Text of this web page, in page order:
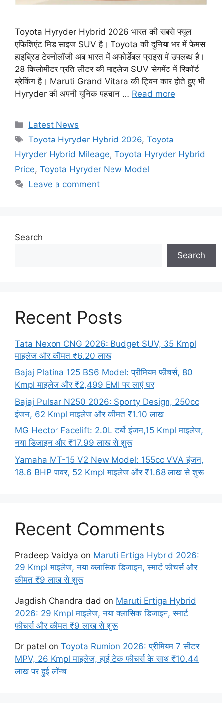
Toyota Hyryder Hybrid 2026 भारत की सबसे फ्यूल
एफिशिएंट मिड साइज SUV है। Toyota की दुनिया भर में फेमस
हाइब्रिड टेक्नोलॉजी अब भारत में अफोर्डेबल प्राइस में उपलब्ध है।
28 किलोमीटर प्रति लीटर की माइलेज SUV सेगमेंट में रिकॉर्ड
ब्रेकिंग है। Maruti Grand Vitara की ट्विन कार होते हुए भी
Hyryder की अपनी यूनिक पहचान … Read more
Categories
Latest News
Tags
Toyota Hyryder Hybrid 2026,Toyota
Hyryder Hybrid Mileage, Toyota Hyryder Hybrid
Price, Toyota Hyryder New Model
Leave a comment
Search
Search
Recent Posts
Tata Nexon CNG 2026: Budget SUV, 35 Kmpl
माइलेज और कीमत ₹6.20 लाख
Bajaj Platina 125 BS6 Model: प्रीमियम फीचर्स, 80
Kmpl माइलेज और ₹2,499 EMI पर लाएं घर
Bajaj Pulsar N250 2026: Sporty Design, 250cc
इंजन, 62 Kmpl माइलेज और कीमत ₹1.10 लाख
MG Hector Facelift: 2.0L टर्बो इंजन,15 Kmpl माइलेज,
नया डिजाइन और ₹17.99 लाख से शुरू
Yamaha MT-15 V2 New Model: 155cc VVA इंजन,
18.6 BHP पावर, 52 Kmpl माइलेज और ₹1.68 लाख से शुरू
Recent Comments
Pradeep Vaidya on Maruti Ertiga Hybrid 2026:
29 Kmpl माइलेज, नया क्लासिक डिजाइन, स्मार्ट फीचर्स और
कीमत ₹9 लाख से शुरू
Jagdish Chandra dad on Maruti Ertiga Hybrid
2026: 29 Kmpl माइलेज, नया क्लासिक डिजाइन, स्मार्ट
फीचर्स और कीमत ₹9 लाख से शुरू
Dr patel on Toyota Rumion 2026: प्रीमियम 7 सीटर
MPV, 26 Kmpl माइलेज, हाई टेक फीचर्स के साथ ₹10.44
लाख पर हुई लॉन्च